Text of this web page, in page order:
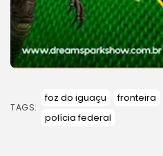
TAGS:
foz do iguaçu
fronteira
polícia federal